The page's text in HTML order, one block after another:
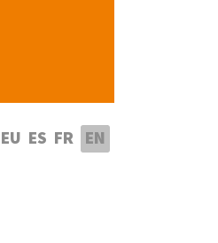
EU ES FR EN